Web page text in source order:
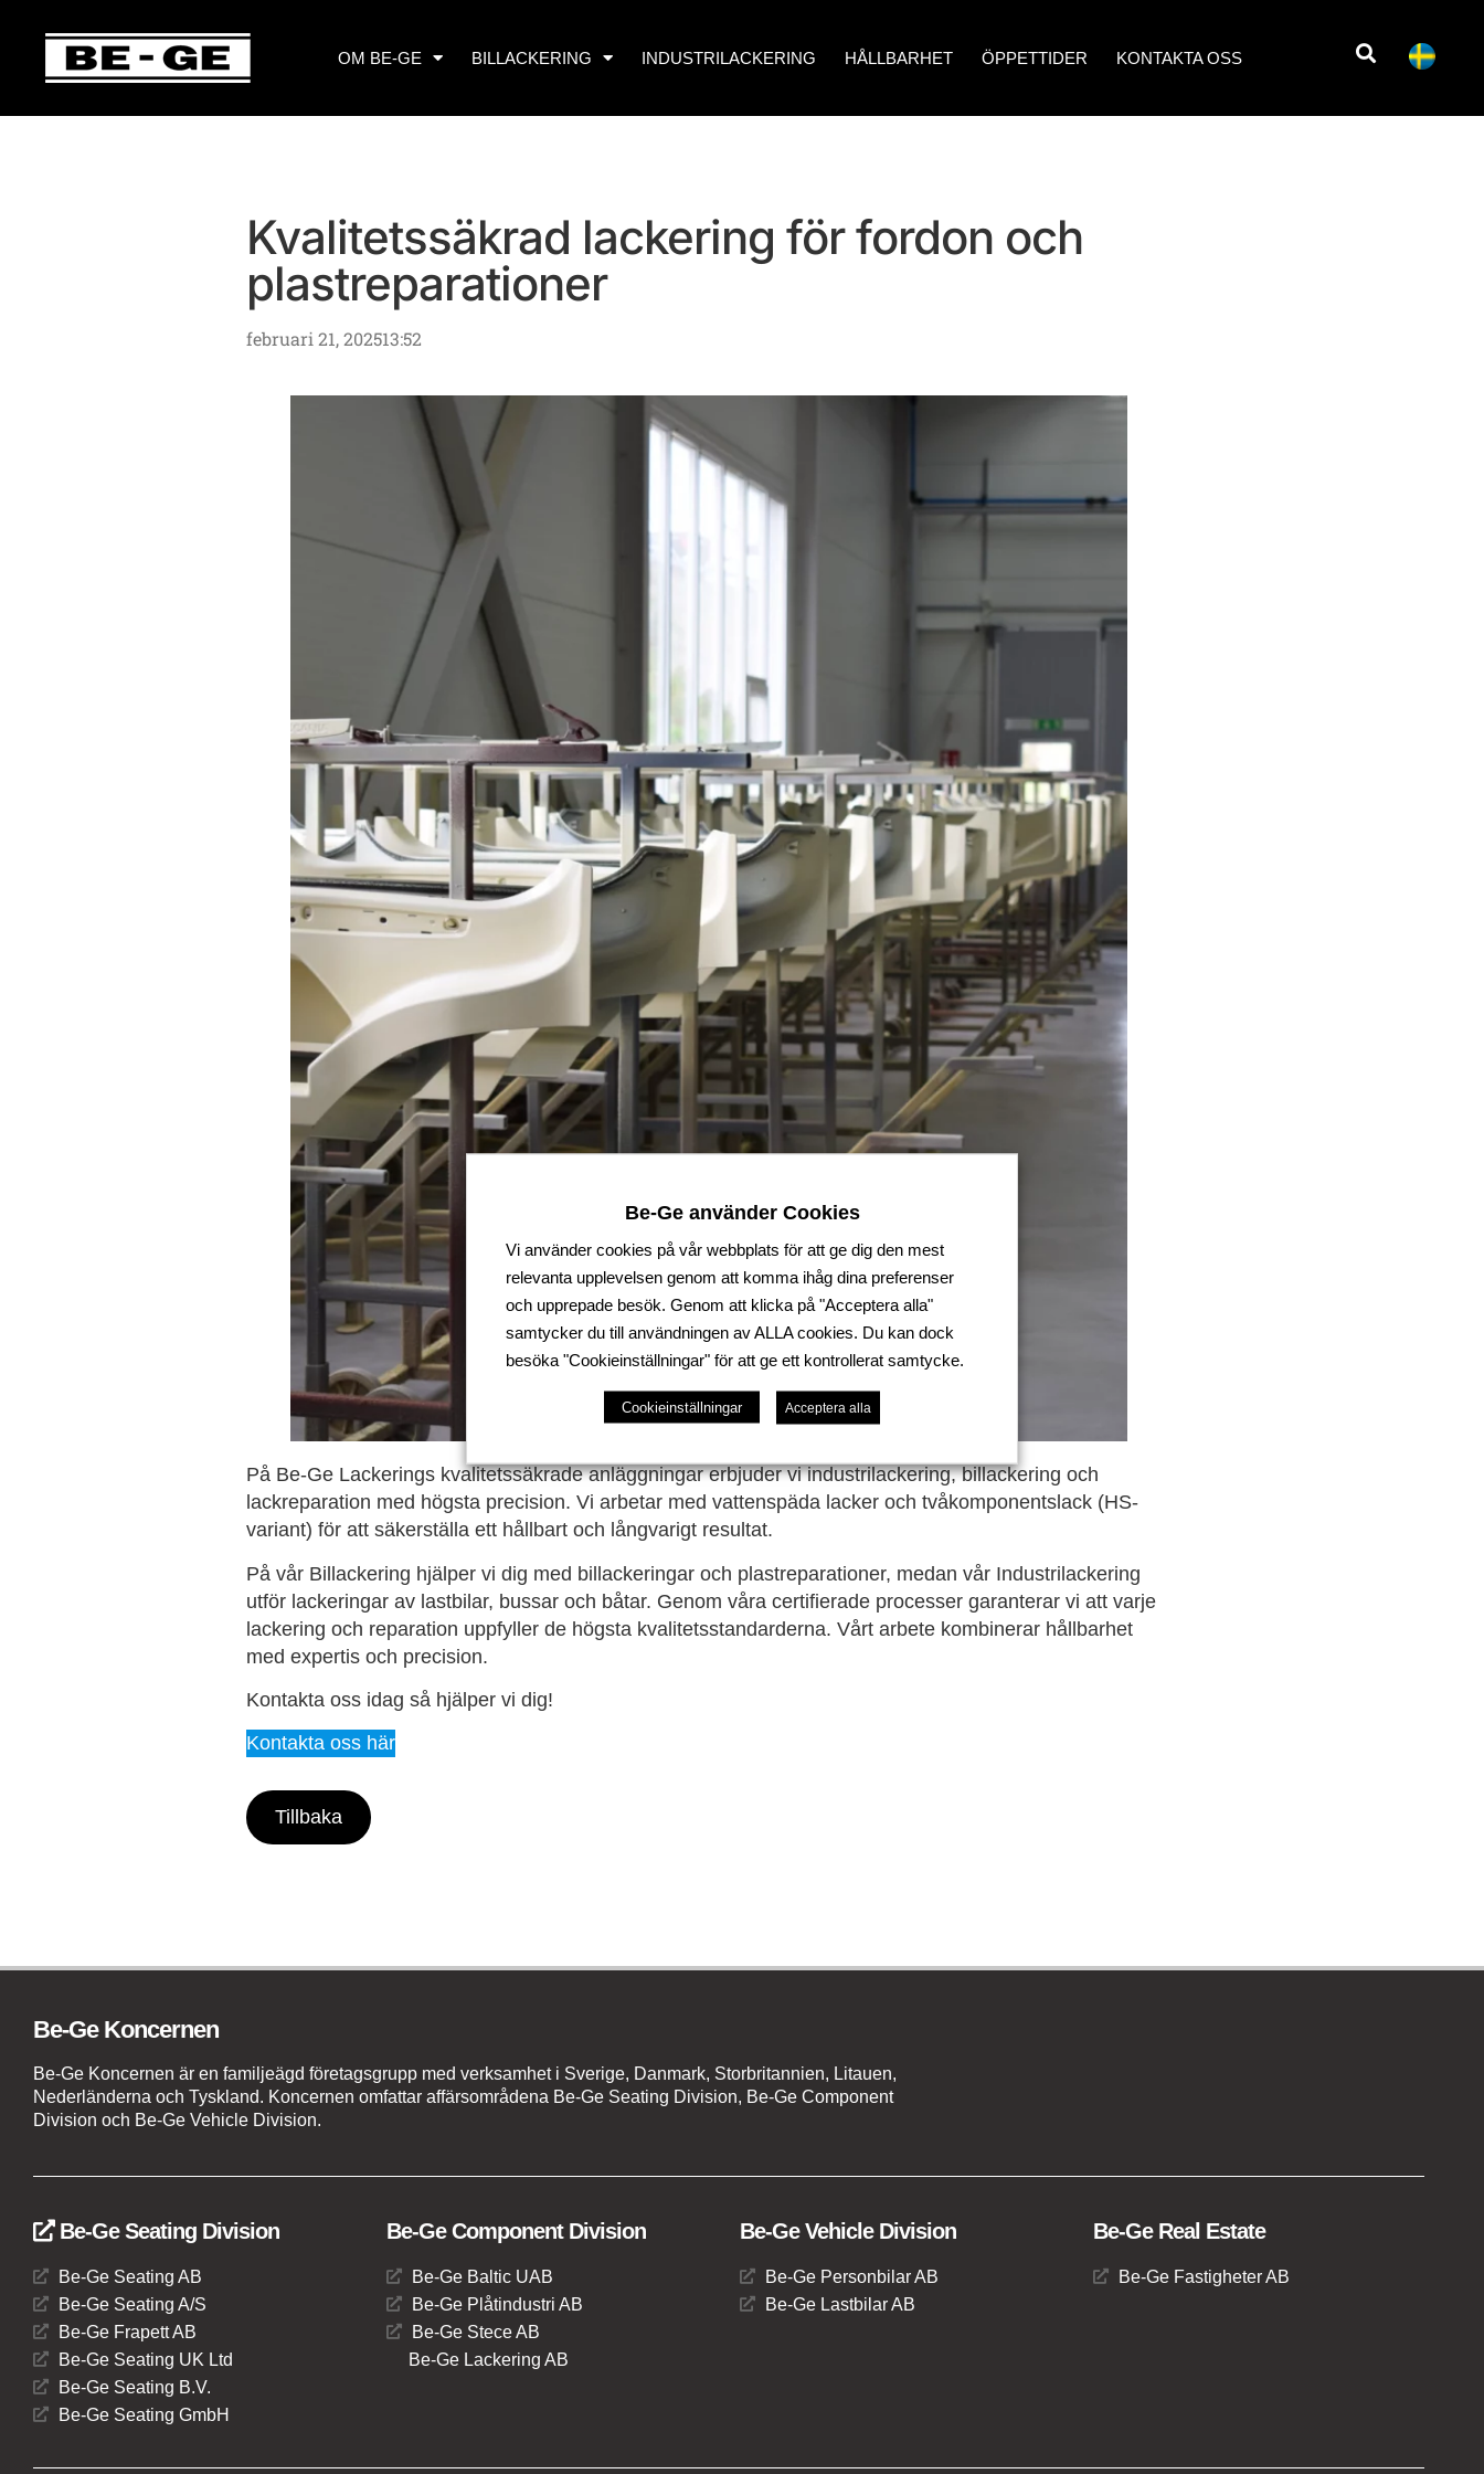
OM BE-GE BILLACKERING INDUSTRILACKERING HÅLLBARHET ÖPPETTIDER KONTAKTA OSS
Kvalitetssäkrad lackering för fordon och
plastreparationer
februari 21, 202513:52
På Be-Ge Lackerings kvalitetssäkrade anläggningar erbjuder vi industrilackering, billackering och
lackreparation med högsta precision. Vi arbetar med vattenspäda lacker och tvåkomponentslack (HS-
variant) för att säkerställa ett hållbart och långvarigt resultat.
På vår Billackering hjälper vi dig med billackeringar och plastreparationer, medan vår Industrilackering
utför lackeringar av lastbilar, bussar och båtar. Genom våra certifierade processer garanterar vi att varje
lackering och reparation uppfyller de högsta kvalitetsstandarderna. Vårt arbete kombinerar hållbarhet
med expertis och precision.
Kontakta oss idag så hjälper vi dig!
Kontakta oss här
Tillbaka
Be-Ge Koncernen
Be-Ge Koncernen är en familjeägd företagsgrupp med verksamhet i Sverige, Danmark, Storbritannien, Litauen,
Nederländerna och Tyskland. Koncernen omfattar affärsområdena Be-Ge Seating Division, Be-Ge Component
Division och Be-Ge Vehicle Division.
Be-Ge Seating Division
Be-Ge Seating AB
Be-Ge Seating A/S
Be-Ge Frapett AB
Be-Ge Seating UK Ltd
Be-Ge Seating B.V.
Be-Ge Seating GmbH
Be-Ge Component Division
Be-Ge Baltic UAB
Be-Ge Plåtindustri AB
Be-Ge Stece AB
Be-Ge Lackering AB
Be-Ge Vehicle Division
Be-Ge Personbilar AB
Be-Ge Lastbilar AB
Be-Ge Real Estate
Be-Ge Fastigheter AB
Be-Ge använder Cookies
Vi använder cookies på vår webbplats för att ge dig den mest
relevanta upplevelsen genom att komma ihåg dina preferenser
och upprepade besök. Genom att klicka på "Acceptera alla"
samtycker du till användningen av ALLA cookies. Du kan dock
besöka "Cookieinställningar" för att ge ett kontrollerat samtycke.
Cookieinställningar Acceptera alla